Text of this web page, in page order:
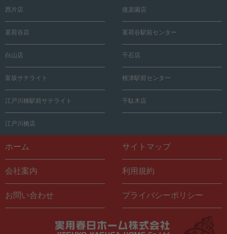
西片店 後楽園店
茗荷谷店 茗荷谷駅前センター
白山店 千石店
富坂サテライト 根津駅前センター
江戸川橋駅前サテライト 千駄木店
江戸川橋店
ホーム サイトマップ
会社案内 利用規約
お問い合わせ プライバシーポリシー